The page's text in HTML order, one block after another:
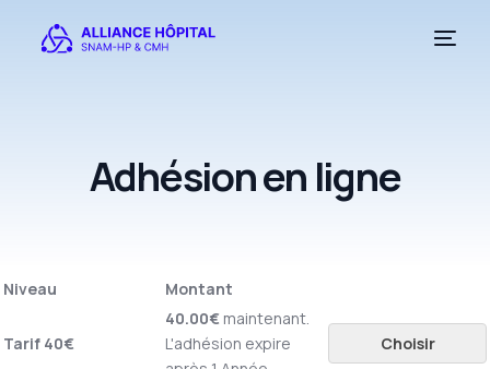
Adhésion en ligne
Niveau Montant
Tarif 40€
40.00€ maintenant.
L'adhésion expire
Choisir